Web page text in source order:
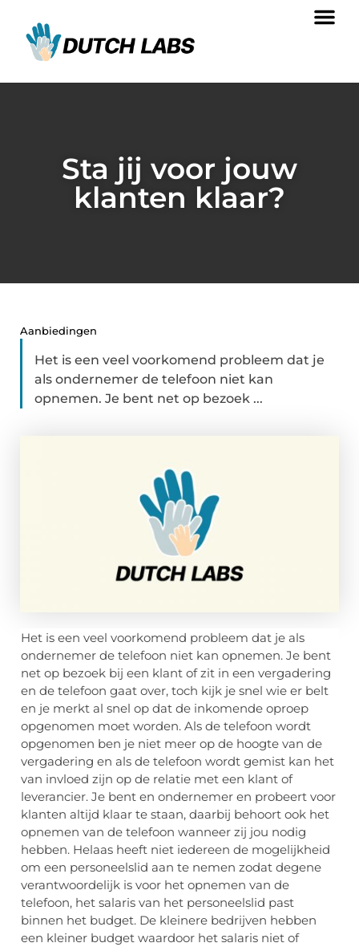
Sta jij voor jouw
klanten klaar?
Aanbiedingen
Het is een veel voorkomend probleem dat je
als ondernemer de telefoon niet kan
opnemen. Je bent net op bezoek ...
Het is een veel voorkomend probleem dat je als
ondernemer de telefoon niet kan opnemen. Je bent
net op bezoek bij een klant of zit in een vergadering
en de telefoon gaat over, toch kijk je snel wie er belt
en je merkt al snel op dat de inkomende oproep
opgenomen moet worden. Als de telefoon wordt
opgenomen ben je niet meer op de hoogte van de
vergadering en als de telefoon wordt gemist kan het
van invloed zijn op de relatie met een klant of
leverancier. Je bent en ondernemer en probeert voor
klanten altijd klaar te staan, daarbij behoort ook het
opnemen van de telefoon wanneer zij jou nodig
hebben. Helaas heeft niet iedereen de mogelijkheid
om een personeelslid aan te nemen zodat degene
verantwoordelijk is voor het opnemen van de
telefoon, het salaris van het personeelslid past
binnen het budget. De kleinere bedrijven hebben
een kleiner budget waardoor het salaris niet of